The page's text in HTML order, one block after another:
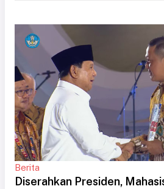
Berita
Diserahkan Presiden,